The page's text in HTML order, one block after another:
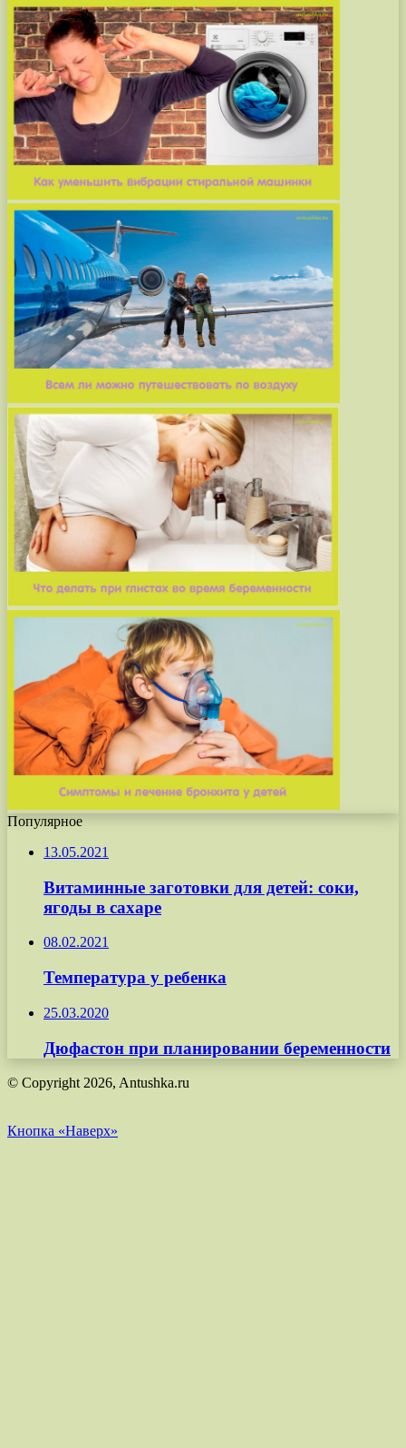
Популярное
13.05.2021
Витаминные заготовки для детей: соки,
ягоды в сахаре
08.02.2021
Температура у ребенка
25.03.2020
Дюфастон при планировании беременности
© Copyright 2026, Antushka.ru
Кнопка «Наверх»